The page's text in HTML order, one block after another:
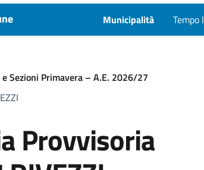
Municipalità Tempo
Sezioni Primavera – A.E. 2026/27
Provvisoria